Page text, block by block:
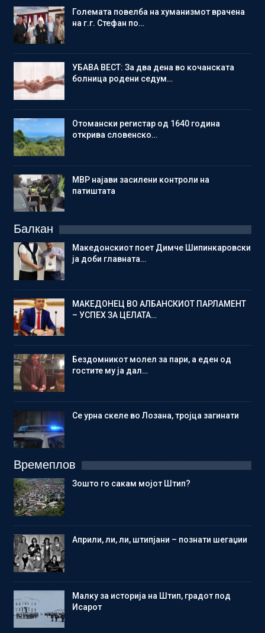
Големата повелба на хуманизмот врачена
на г.г. Стефан по…
УБАВА ВЕСТ: За два дена во кочанската
болница родени седум…
Отомански регистар од 1640 година
открива словенско…
МВР најави засилени контроли на
патиштата
Балкан
Македонскиот поет Димче Шипинкаровски
ја доби главната…
МАКЕДОНЕЦ ВО АЛБАНСКИОТ ПАРЛАМЕНТ
– УСПЕХ ЗА ЦЕЛАТА…
Бездомникот молел за пари, а еден од
гостите му ја дал…
Се урна скеле во Лозана, тројца загинати
Времеплов
Зошто го сакам мојот Штип?
Aприли, ли, ли, штипјани – познати шегаџии
Малку за историја на Штип, градот под
Исарот